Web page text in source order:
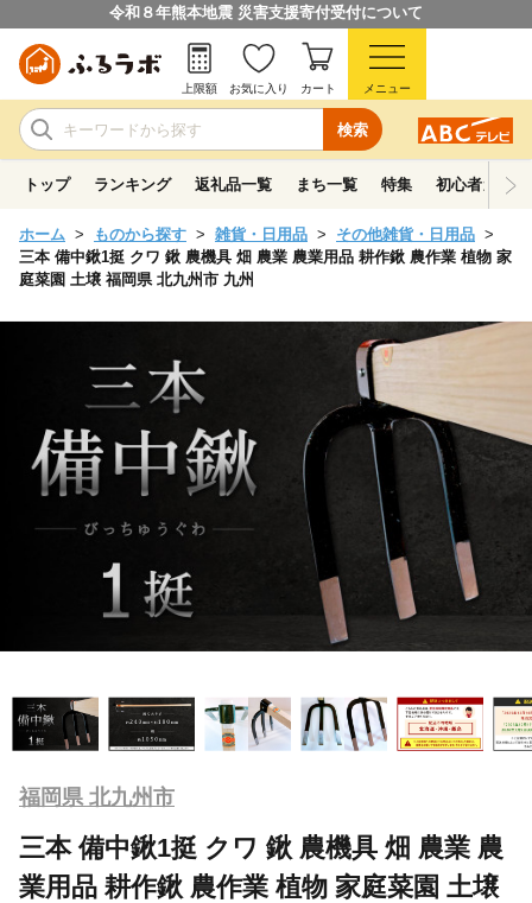
令和８年熊本地震 災害支援寄付受付について
検索
上限額 お気に入り カート メニュー
トップ ランキング 返礼品一覧 まち一覧 特集 初心者ガイド
ホーム ものから探す 雑貨・日用品
その他雑貨・日用品
三本 備中鍬1挺 クワ 鍬 農機具 畑 農業 農業用品 耕作鍬 農作業 植物 家
庭菜園 土壌 福岡県 北九州市 九州
福岡県 北九州市
三本 備中鍬1挺 クワ 鍬 農機具 畑 農業 農
業用品 耕作鍬 農作業 植物 家庭菜園 土壌